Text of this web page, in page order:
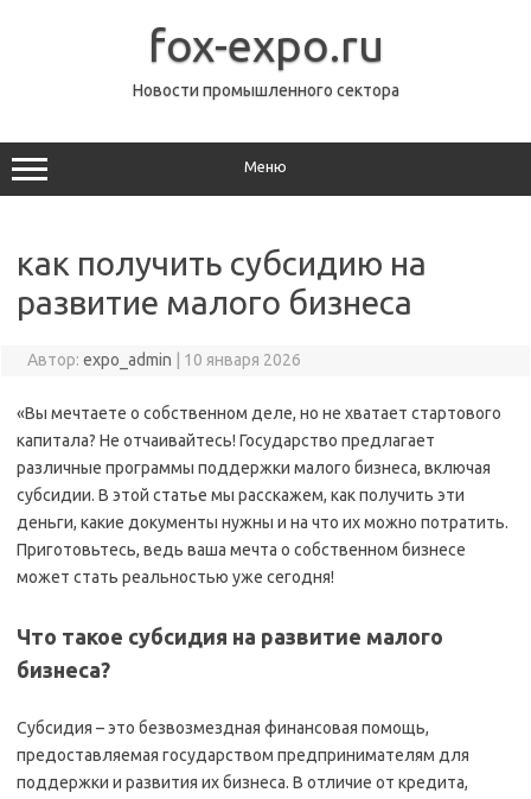
fox-expo.ru
Новости промышленного сектора
Меню
как получить субсидию на
развитие малого бизнеса
Автор: expo_admin 10 января 2026
«Вы мечтаете о собственном деле, но не хватает стартового
капитала? Не отчаивайтесь! Государство предлагает
различные программы поддержки малого бизнеса, включая
субсидии. В этой статье мы расскажем, как получить эти
деньги, какие документы нужны и на что их можно потратить.
Приготовьтесь, ведь ваша мечта о собственном бизнесе
может стать реальностью уже сегодня!
Что такое субсидия на развитие малого
бизнеса?
Субсидия – это безвозмездная финансовая помощь,
предоставляемая государством предпринимателям для
поддержки и развития их бизнеса. В отличие от кредита,